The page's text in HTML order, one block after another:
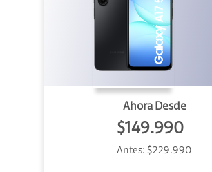
Ahora Desde
$149.990
Antes:$229.990